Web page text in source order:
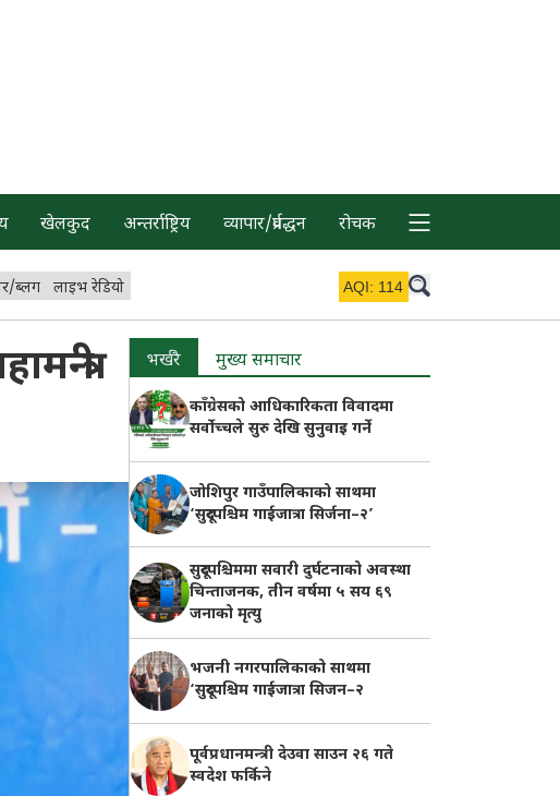
खेलकुद अन्तर्राष्ट्रिय व्यापार/प्रर्वद्धन रोचक
ब्लग लाइभ रेडियो AQI: 114
भर्खरै मुख्य समाचार
काँग्रेसको आधिकारिकता विवादमा
सर्वोच्चले सुरु देखि सुनुवाइ गर्ने
जोशिपुर गाउँपालिकाको साथमा
‘सुदूरपश्चिम गाईजात्रा सिर्जना–२’
सुदूरपश्चिममा सवारी दुर्घटनाको अवस्था
चिन्ताजनक, तीन वर्षमा ५ सय ६९
जनाको मृत्यु
भजनी नगरपालिकाको साथमा
‘सुदूरपश्चिम गाईजात्रा सिजन–२
पूर्वप्रधानमन्त्री देउवा साउन २६ गते
स्वदेश फर्किने